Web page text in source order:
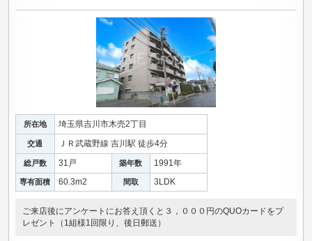
所在地 埼玉県吉川市木売2丁目
交通 ＪＲ武蔵野線 吉川駅 徒歩4分
総戸数 31戸 築年数 1991年
専有面積 60.3m2 間取 3LDK
ご来店後にアンケートにお答え頂くと３，０００円のQUOカードをプ
レゼント（1組様1回限り、後日郵送）